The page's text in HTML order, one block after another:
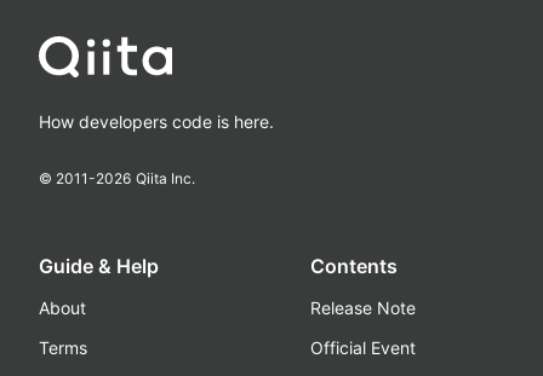
How developers code is here.
© 2011-2026 Qiita Inc.
Guide & Help
About
Terms
Contents
Release Note
Official Event